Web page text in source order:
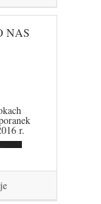
NAS
r.